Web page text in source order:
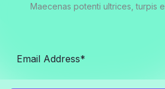
Maecenas potenti ultrices, turpis